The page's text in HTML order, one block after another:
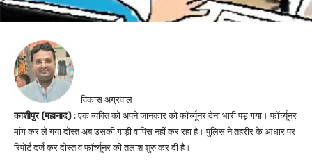
विकास अग्रवाल
काशीपुर (महानाद) :एक व्यक्ति को अपने जानकार को फॉर्च्यूनर देना भारी पड़ गया। फॉर्च्यूनर
मांग कर ले गया दोस्त अब उसकी गाड़ी वापिस नहीं कर रहा है। पुलिस ने तहरीर के आधार पर
रिपोर्ट दर्ज कर दोस्त व फॉर्च्यूनर की तलाश शुरु कर दी है।